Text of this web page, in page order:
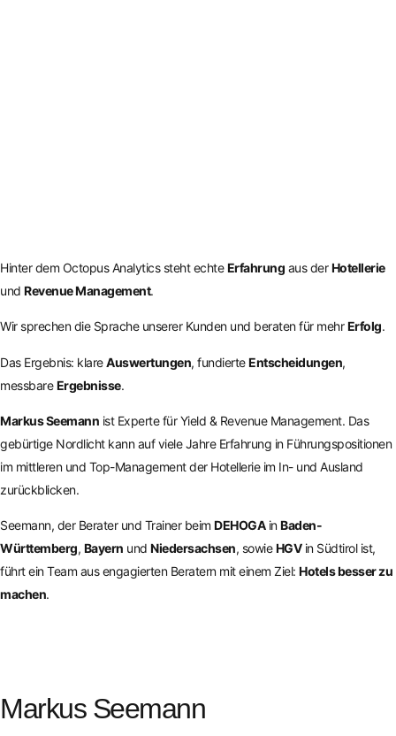
Hinter dem Octopus Analytics steht echteErfahrung aus derHotellerie
und Revenue Management.
Wir sprechen die Sprache unserer Kunden und beraten für mehrErfolg.
Das Ergebnis: klareAuswertungen, fundierteEntscheidungen,
messbareErgebnisse.
Markus Seemann ist Experte für Yield & Revenue Management. Das
gebürtige Nordlicht kann auf viele Jahre Erfahrung in Führungspositionen
im mittleren und Top-Management der Hotellerie im In- und Ausland
zurückblicken.
Seemann, der Berater und Trainer beim DEHOGAinBaden-
Württemberg, Bayern und Niedersachsen, sowieHGVin Südtirol ist,
führt ein Team aus engagierten Beratern mit einem Ziel: Hotels besser zu
machen.
Markus Seemann